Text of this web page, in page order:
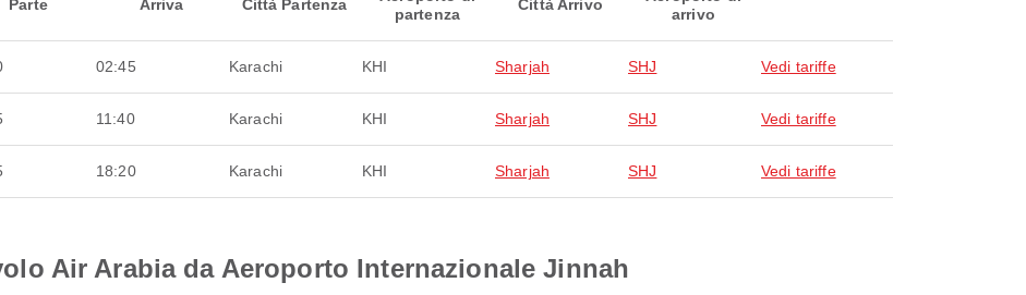
Parte Arriva Città Partenza
partenza
Città Arrivo
arrivo
02:45 Karachi KHI Sharjah SHJ Vedi tariffe
11:40 Karachi KHI Sharjah SHJ Vedi tariffe
18:20 Karachi KHI Sharjah SHJ Vedi tariffe
Air Arabia da Aeroporto Internazionale Jinnah